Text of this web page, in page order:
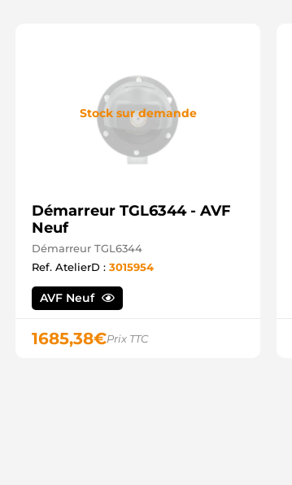
Stock sur demande
Démarreur TGL6344 - AVF
Neuf
Démarreur TGL6344
Ref. AtelierD : 3015954
AVF Neuf
1685,38€Prix TTC